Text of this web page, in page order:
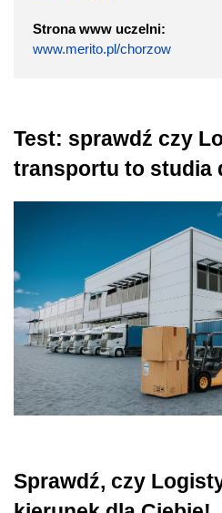
Strona www uczelni:
www.merito.pl/chorzow
Test: sprawdź czy
transportu to studia
Sprawdź, czy